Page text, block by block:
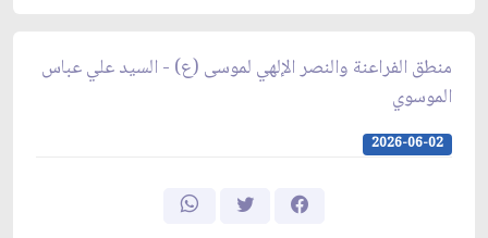
منطق الفراعنة والنصر الإلهي لموسى (ع) - السيد علي عباس
الموسوي
2026-06-02